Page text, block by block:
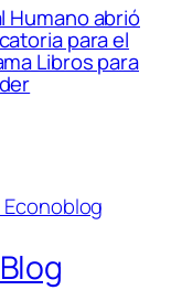
Humano abrió
para el
Libros para